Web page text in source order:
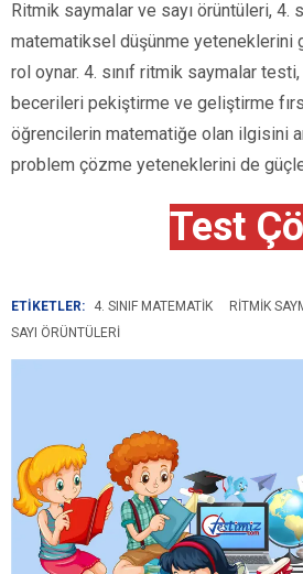
Ritmik saymalar ve sayı örüntüleri, 4.
matematiksel düşünme yeteneklerini
rol oynar. 4. sınıf ritmik saymalar
becerileri pekiştirme ve geliştirme
öğrencilerin matematiğe olan ilgisini
problem çözme yeteneklerini de
Test
ETİKETLER: 4. SINIF MATEMATIK
RITMIK
SAYI ÖRÜNTÜLERI